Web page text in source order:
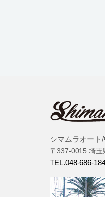
シマムラオート
〒337-0015 埼玉
TEL.048-686-